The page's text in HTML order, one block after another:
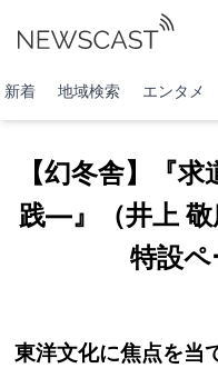
新着 地域検索 エンタメ
【幻冬舎】『
践—』（井上 敬
特設ペ
東洋文化に焦点を当